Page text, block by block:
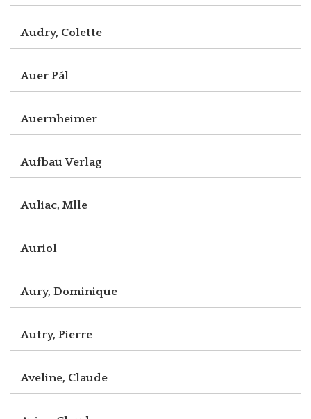
Audry, Colette
Auer Pál
Auernheimer
Aufbau Verlag
Auliac, Mlle
Auriol
Aury, Dominique
Autry, Pierre
Aveline, Claude